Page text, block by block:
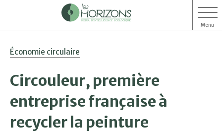
Menu
Économie circulaire
Circouleur, première
entreprise française à
recycler la peinture